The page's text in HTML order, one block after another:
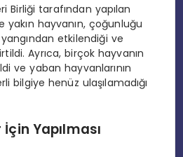
Birliği tarafından yapılan
yakın hayvanın, çoğunluğu
etkilendiği ve
Ayrıca, birçok hayvanın
ve yaban hayvanlarının
bilgiye henüz ulaşılamadığı
Yapılması